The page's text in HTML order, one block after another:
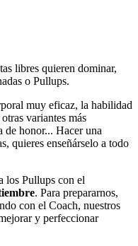
libres quieren dominar,
o Pullups.
muy eficaz, la habilidad
variantes más
de honor... Hacer una
quieres enseñárselo a todo
los Pullups con el
. Para prepararnos,
con el Coach, nuestros
y perfeccionar